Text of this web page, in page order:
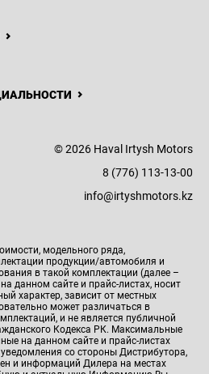
© 2026 Haval Irtysh Motors
8 (776) 113-13-00
info@irtyshmotors.kz
модельного ряда,
продукции/автомобиля и
в такой комплектации (далее –
данном сайте и прайс-листах, носит
характер, зависит от местных
может различаться в
и не является публичной
Кодекса РК. Максимальные
на данном сайте и прайс-листах
со стороны Дистрибутора,
и информаций Дилера на местах